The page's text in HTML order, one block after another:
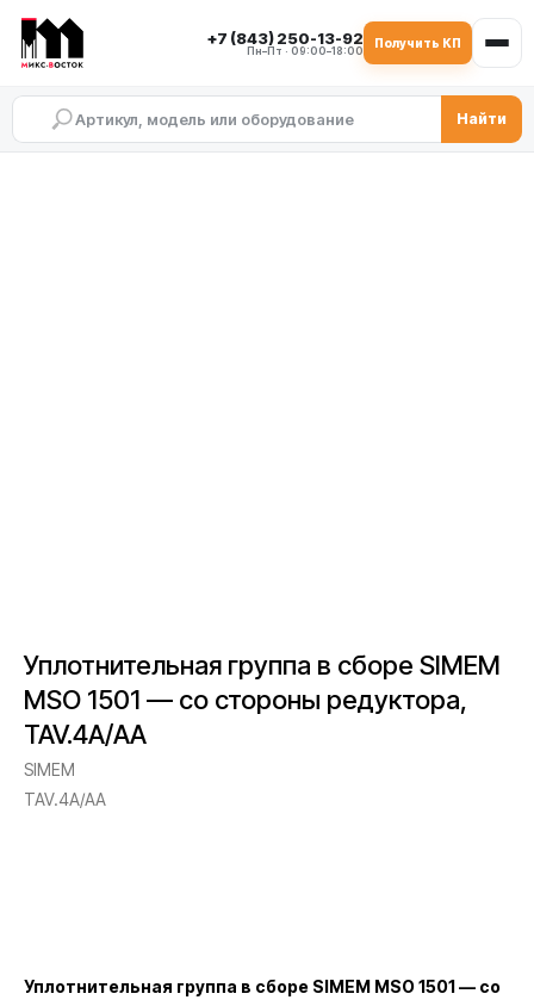
+7 (843) 250-13-92
Пн–Пт · 09:00–18:00
Получить КП
Найти
Уплотнительная группа в сборе SIMEM
MSO 1501 — со стороны редуктора,
TAV.4A/AA
SIMEM
TAV.4A/AA
Уплотнительная группа в сборе SIMEM MSO 1501 — со